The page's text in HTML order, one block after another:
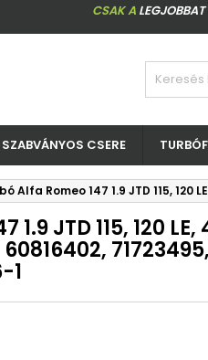
CSAK A LEGJOBBAT
CSERE
Alfa Romeo 147 1.9 JTD 115, 120
JTD 115, 120
1